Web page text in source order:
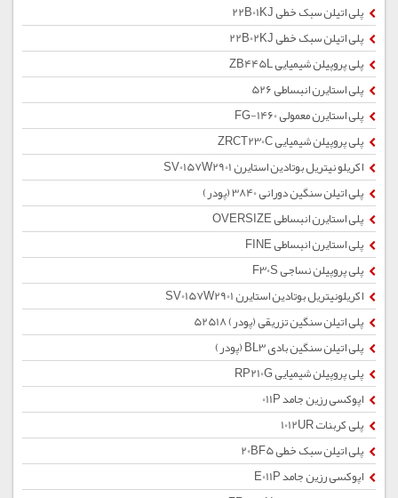
پلی اتیلن سبک خطی 22B01KJ
پلی اتیلن سبک خطی 22B02KJ
پلی پروپیلن شیمیایی ZB445L
پلی استایرن انبساطی 526
پلی استایرن معمولی 1460-FG
پلی پروپیلن شیمیایی ZRCT230C
اکریلو نیتریل بوتادین استایرن SV0157W2901
پلی اتیلن سنگین دورانی 3840 (پودر)
پلی استایرن انبساطی OVERSIZE
پلی استایرن انبساطی FINE
پلی پروپیلن نساجی F30S
اکریلونیتریل بوتادین استایرن SV0157W2901
پلی اتیلن سنگین تزریقی (پودر) 52518
پلی اتیلن سنگین بادی BL3 (پودر)
پلی پروپیلن شیمیایی RP210G
اپوکسی رزین جامد 011P
پلی کربنات 1012UR
پلی اتیلن سبک خطی 20BF5
اپوکسی رزین جامد E011P